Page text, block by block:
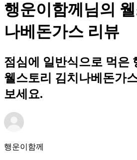
행운이함께님의
나베돈가스 리뷰
점심에 일반식으로 먹은
웰스토리 김치나베돈가
보세요.
행운이함께